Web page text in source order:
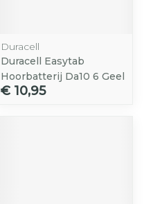
Duracell
Duracell Easytab
Hoorbatterij Da10 6 Geel
€ 10,95